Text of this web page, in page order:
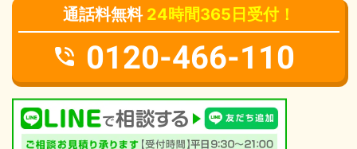
通話料無料 24時間365日受付！
0120-466-110